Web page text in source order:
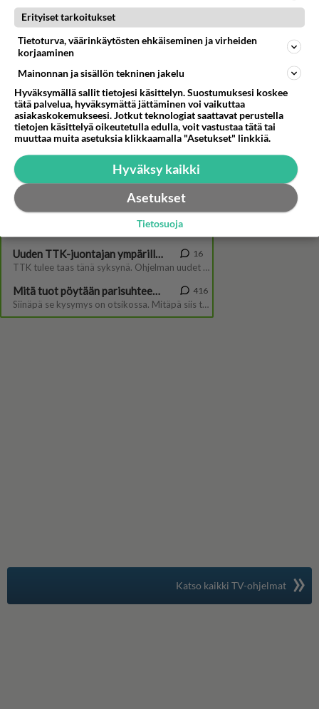
Nina Mikkonen on kyllä sitkeä
nainen, oikea sisupussi -
Tunnustautuu aikamoiseksi
romantikoksi
Katso kaikki TV-ohjelmat »
Erityiset tarkoitukset
Tietoturva, väärinkäytösten ehkäiseminen ja virheiden
korjaaminen
Mainonnan ja sisällön tekninen jakelu
Hyväksymällä sallit tietojesi käsittelyn. Suostumuksesi koskee
tätä palvelua, hyväksymättä jättäminen voi vaikuttaa
asiakaskokemukseesi. Jotkut teknologiat saattavat perustella
tietojen käsittelyä oikeutetulla edulla, voit vastustaa tätä tai
muuttaa muita asetuksia klikkaamalla "Asetukset" linkkiä.
Hyväksy kaikki
Asetukset
Tietosuoja